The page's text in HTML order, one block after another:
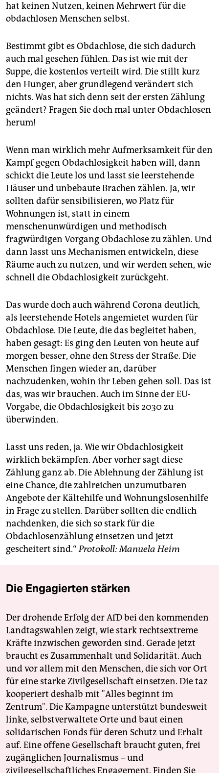
hat keinen Nutzen, keinen Mehrwert für die
obdachlosen Menschen selbst.
Bestimmt gibt es Obdachlose, die sich dadurch
auch mal gesehen fühlen. Das ist wie mit der
Suppe, die kostenlos verteilt wird. Die stillt kurz
den Hunger, aber grundlegend verändert sich
nichts. Was hat sich denn seit der ersten Zählung
geändert? Fragen Sie doch mal unter Obdachlosen
herum!
Wenn man wirklich mehr Aufmerksamkeit für den
Kampf gegen Obdachlosigkeit haben will, dann
schickt die Leute los und lasst sie leerstehende
Häuser und unbebaute Brachen zählen. Ja, wir
sollten dafür sensibilisieren, wo Platz für
Wohnungen ist, statt in einem
menschenunwürdigen und methodisch
fragwürdigen Vorgang Obdachlose zu zählen. Und
dann lasst uns Mechanismen entwickeln, diese
Räume auch zu nutzen, und wir werden sehen, wie
schnell die Obdachlosigkeit zurückgeht.
Das wurde doch auch während Corona deutlich,
als leerstehende Hotels angemietet wurden für
Obdachlose. Die Leute, die das begleitet haben,
haben gesagt: Es ging den Leuten von heute auf
morgen besser, ohne den Stress der Straße. Die
Menschen fingen wieder an, darüber
nachzudenken, wohin ihr Leben gehen soll. Das ist
das, was wir brauchen. Auch im Sinne der EU-
Vorgabe, die Obdachlosigkeit bis 2030 zu
überwinden.
Lasst uns reden, ja. Wie wir Obdachlosigkeit
wirklich bekämpfen. Aber vorher sagt diese
Zählung ganz ab. Die Ablehnung der Zählung ist
eine Chance, die zahlreichen unzumutbaren
Angebote der Kältehilfe und Wohnungslosenhilfe
in Frage zu stellen. Darüber sollten die endlich
nachdenken, die sich so stark für die
Obdachlosenzählung einsetzen und jetzt
gescheitert sind.“Protokoll: Manuela Heim
Die Engagierten stärken
Der drohende Erfolg der AfD bei den kommenden
Landtagswahlen zeigt, wie stark rechtsextreme
Kräfte inzwischen geworden sind. Gerade jetzt
braucht es Zusammenhalt und Solidarität. Auch
und vor allem mit den Menschen, die sich vor Ort
für eine starke Zivilgesellschaft einsetzen. Die taz
kooperiert deshalb mit "Alles beginnt im
Zentrum". Die Kampagne unterstützt bundesweit
linke, selbstverwaltete Orte und baut einen
solidarischen Fonds für deren Schutz und Erhalt
auf. Eine offene Gesellschaft braucht guten, frei
zugänglichen Journalismus – und
zivilgesellschaftliches Engagement. Finden Sie